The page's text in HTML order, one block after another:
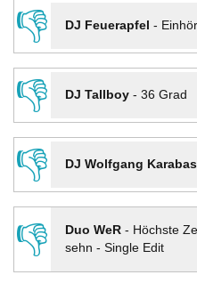
👎
DJ Feuerapfel -
👎
DJ Tallboy- 36 Grad
👎
DJ Wolfgang Karabas
👎
Duo WeR- Höchste
sehn - Single Edit